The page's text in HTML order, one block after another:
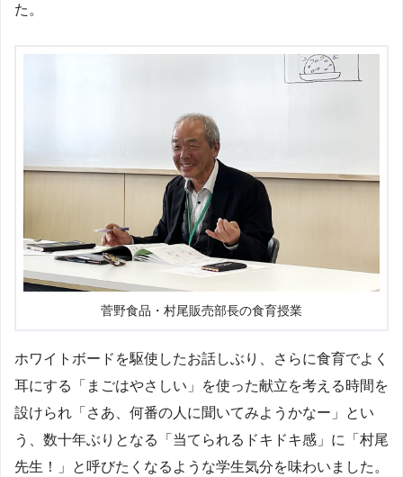
た。
菅野食品・村尾販売部長の食育授業
ホワイトボードを駆使したお話しぶり、さらに食育でよく
耳にする「まごはやさしい」を使った献立を考える時間を
設けられ「さあ、何番の人に聞いてみようかなー」とい
う、数十年ぶりとなる「当てられるドキドキ感」に「村尾
先生！」と呼びたくなるような学生気分を味わいました。